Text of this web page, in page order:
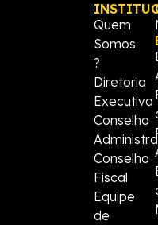
Quem
Somos
?
Diretoria
Executiva
Conselho
Conselho
Fiscal
Equipe
de